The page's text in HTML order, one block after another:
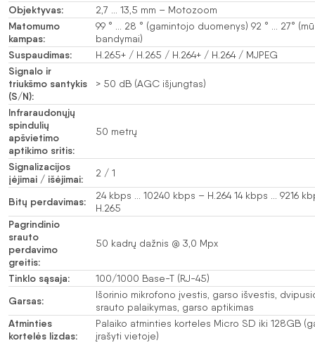
Objektyvas: 2,7 … 13,5 mm – Motozoom
Matomumo
kampas:
99 ° … 28 ° (gamintojo duomenys) 92 ° … 27°
bandymai)
Suspaudimas: H.265+ / H.265 / H.264+ / H.264 / MJPEG
Signalo ir
triukšmo santykis
(S/N):
> 50 dB (AGC išjungtas)
Infraraudonųjų
spindulių
apšvietimo
aptikimo sritis:
50 metrų
Signalizacijos
įėjimai / išėjimai:
2 / 1
Bitų perdavimas:
24 kbps … 10240 kbps – H.264 14 kbps … 9216
H.265
Pagrindinio
srauto
perdavimo
greitis:
50 kadrų dažnis @ 3,0 Mpx
Tinklo sąsaja: 100/1000 Base-T (RJ-45)
Garsas:
Išorinio mikrofono įvestis, garso išvestis,
srauto palaikymas, garso aptikimas
Atminties
kortelės lizdas:
Palaiko atminties korteles Micro SD iki 128GB
įrašyti vietoje)